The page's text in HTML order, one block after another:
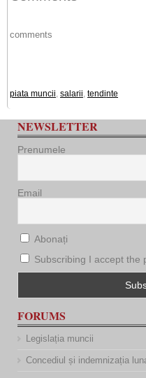
comments
piata muncii, salarii, tendinte
NEWSLETTER
Prenumele
Email
Abonați
Subscribing I accept the
FORUMS
Legislația muncii
Concediul și indemnizația